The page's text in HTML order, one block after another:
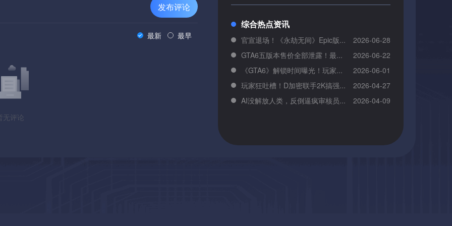
发布评论
最新 最早
无评论
综合热点资讯
官宣退场！《永劫无间》Epic版...
2026-06-28
GTA6五版本售价全部泄露！最...
2026-06-22
《GTA6》解锁时间曝光！玩家...
2026-06-01
玩家狂吐槽！D加密联手2K搞强...
2026-04-27
AI没解放人类，反倒逼疯审核员...
2026-04-09